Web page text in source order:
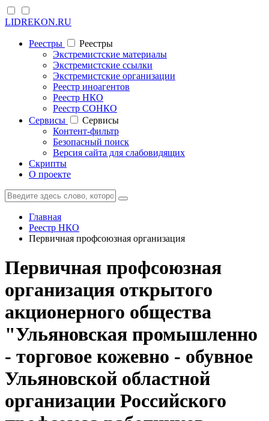
LIDREKON.RU
Реестры
Реестры
Экстремистские материалы
Экстремистские ссылки
Экстремистские организации
Реестр иноагентов
Реестр НКО
Реестр СОНКО
Cервисы
Cервисы
Контент-фильтр
Безопасный поиск
Версия сайта для слабовидящих
Скрипты
О проекте
Главная
Реестр НКО
Первичная профсоюзная организация
Первичная профсоюзная
организация открытого
акционерного общества
"Ульяновская промышленно
- торговое кожевно - обувное
Ульяновской областной
организации Российского